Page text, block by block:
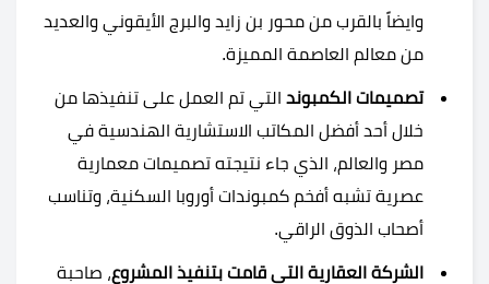
وايضاً بالقرب من محور بن زايد والبرج الأيقوني والعديد
من معالم العاصمة المميزة.
تصميمات الكمبوند التي تم العمل على تنفيذها من
خلال أحد أفضل المكاتب الاستشارية الهندسية في
مصر والعالم، الذي جاء نتيجته تصميمات معمارية
عصرية تشبه أفخم كمبوندات أوروبا السكنية، وتناسب
أصحاب الذوق الراقي.
الشركة العقارية التي قامت بتنفيذ المشروع، صاحبة